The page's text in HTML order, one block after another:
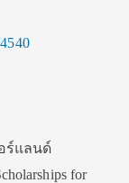
อร์แลนด์
for